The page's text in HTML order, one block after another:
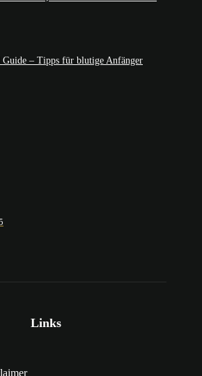
– Tipps für blutige Anfänger
Links